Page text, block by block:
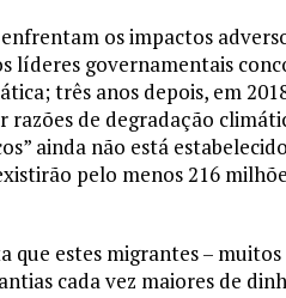
os impactos
líderes governamentais
três anos depois, em
razões de degradação
ainda não está
pelo menos 216
estes migrantes –
cada vez maiores de